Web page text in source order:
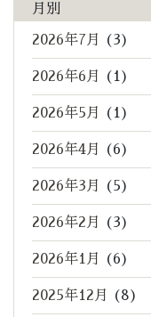
月別
2026年7月 (3)
2026年6月 (1)
2026年5月 (1)
2026年4月 (6)
2026年3月 (5)
2026年2月 (3)
2026年1月 (6)
2025年12月 (8)